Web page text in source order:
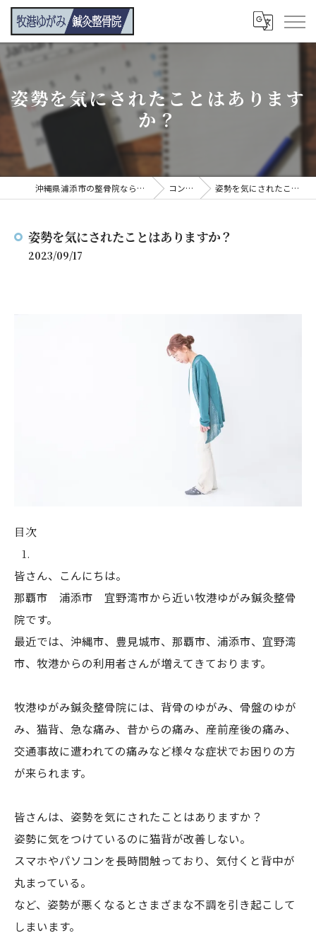
姿勢を気にされたことはあります
か？
沖縄県浦添市の整骨院なら牧港ゆがみ鍼灸整骨院 コンテンツ 姿勢を気にされたことはありますか？
姿勢を気にされたことはありますか？
2023/09/17
目次
皆さん、こんにちは。
那覇市 浦添市 宜野湾市から近い牧港ゆがみ鍼灸整骨
院です。
最近では、沖縄市、豊見城市、那覇市、浦添市、宜野湾
市、牧港からの利用者さんが増えてきております。
牧港ゆがみ鍼灸整骨院には、背骨のゆがみ、骨盤のゆが
み、猫背、急な痛み、昔からの痛み、産前産後の痛み、
交通事故に遭われての痛みなど様々な症状でお困りの方
が来られます。
皆さんは、姿勢を気にされたことはありますか？
姿勢に気をつけているのに猫背が改善しない。
スマホやパソコンを長時間触っており、気付くと背中が
丸まっている。
など、姿勢が悪くなるとさまざまな不調を引き起こして
しまいます。